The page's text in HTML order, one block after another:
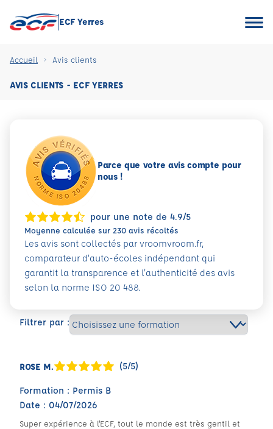
ECF Yerres
Accueil Avis clients
AVIS CLIENTS - ECF YERRES
Filtrer par :
ROSE M. (5/5)
Formation : Permis B
Date : 04/07/2026
Super expérience à l'ECF, tout le monde est très gentil et
Parce que votre avis compte pour
nous !
pour une note de 4.9/5
Moyenne calculée sur 230 avis récoltés
Les avis sont collectés par vroomvroom.fr,
comparateur d’auto-écoles indépendant qui
garantit la transparence et l'authenticité des avis
selon la norme ISO 20 488.